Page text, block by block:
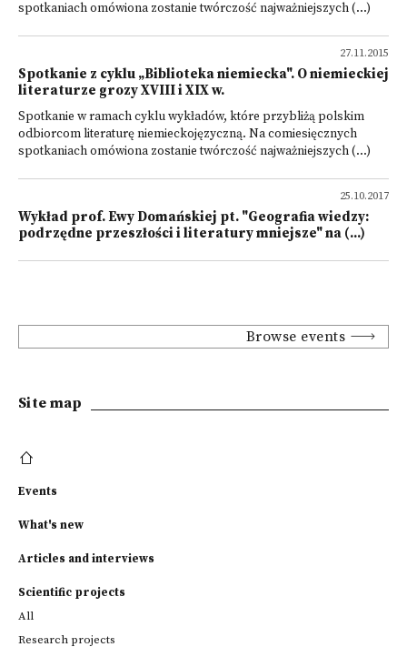
spotkaniach omówiona zostanie twórczość najważniejszych (...)
27.11.2015
Spotkanie z cyklu „Biblioteka niemiecka". O niemieckiej
literaturze grozy XVIII i XIX w.
Spotkanie w ramach cyklu wykładów, które przybliżą polskim
odbiorcom literaturę niemieckojęzyczną. Na comiesięcznych
spotkaniach omówiona zostanie twórczość najważniejszych (...)
25.10.2017
Wykład prof. Ewy Domańskiej pt. "Geografia wiedzy:
podrzędne przeszłości i literatury mniejsze" na (...)
Browse events
Site map
Events
What's new
Articles and interviews
Scientific projects
All
Research projects